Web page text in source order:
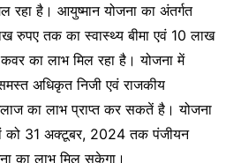
रहा है। आयुष्मान योजना का अंतर्गत
रुपए तक का स्वास्थ्य बीमा एवं 10 लाख
का लाभ मिल रहा है। योजना में
अधिकृत निजी एवं राजकीय
का लाभ प्राप्त कर सकतें है। योजना
को 31 अक्टूबर, 2024 तक पंजीयन
का लाभ मिल सकेगा।